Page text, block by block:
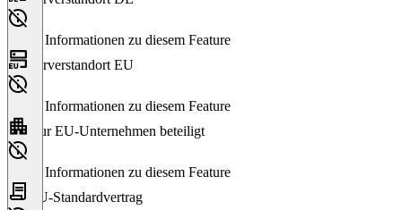
Keine Informationen zu diesem Feature
Serverstandort EU
Keine Informationen zu diesem Feature
Nur EU-Unternehmen beteiligt
Keine Informationen zu diesem Feature
EU-Standardvertrag